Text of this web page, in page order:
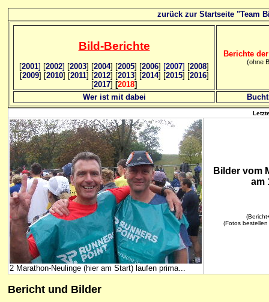
zurück zur Startseite "Team
Bild-Berichte
[2001] [2002] [2003] [2004] [2005] [2006] [2007] [2008]
[2009] [2010] [2011] [2012] [2013] [2014] [2015] [2016]
[2017] [2018]
Berichte
(ohne
Wer ist mit dabei
2 Marathon-Neulinge (hier am Start) laufen prima...
Bilder vom
am
(Fotos
Bericht und Bilder